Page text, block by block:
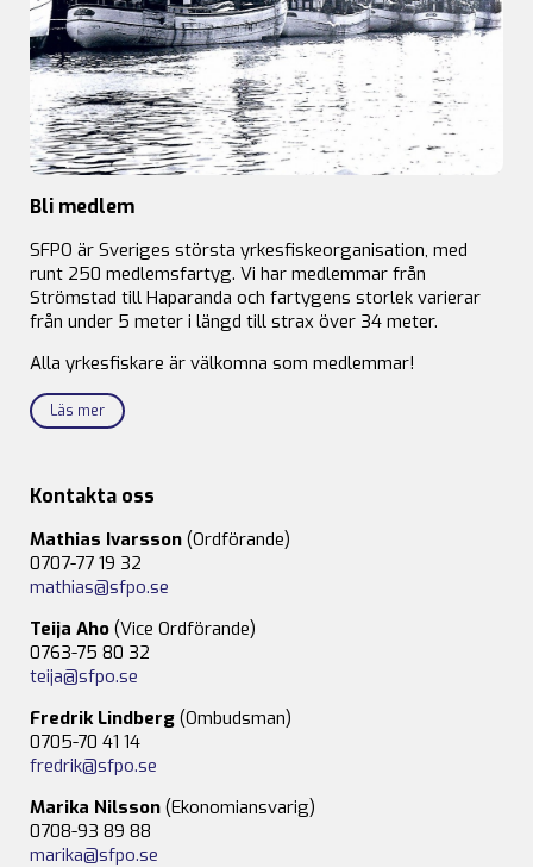
Bli medlem
SFPO är Sveriges största yrkesfiskeorganisation, med
runt 250 medlemsfartyg. Vi har medlemmar från
Strömstad till Haparanda och fartygens storlek varierar
från under 5 meter i längd till strax över 34 meter.
Alla yrkesfiskare är välkomna som medlemmar!
Läs mer
Kontakta oss
Mathias Ivarsson (Ordförande)
0707-77 19 32
mathias@sfpo.se
Teija Aho (Vice Ordförande)
0763-75 80 32
teija@sfpo.se
Fredrik Lindberg (Ombudsman)
0705-70 41 14
fredrik@sfpo.se
Marika Nilsson (Ekonomiansvarig)
0708-93 89 88
marika@sfpo.se